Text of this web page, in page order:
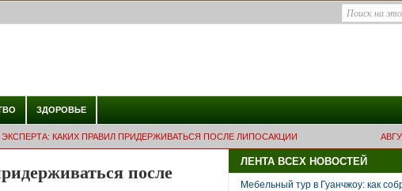
ЗДОРОВЬЕ
КАКИХ ПРАВИЛ ПРИДЕРЖИВАТЬСЯ ПОСЛЕ ЛИПОСАКЦИИ
после
ЛЕНТА ВСЕХ НОВОСТЕЙ
Мебельный тур в Гуанчжоу: как